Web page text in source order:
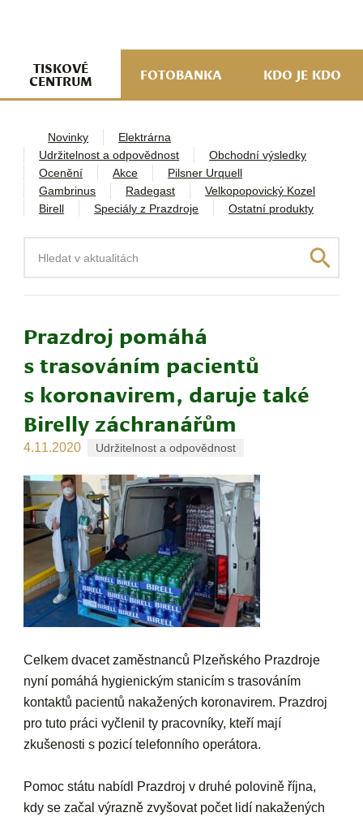
TISKOVÉ
CENTRUM FOTOBANKA KDO JE KDO
Novinky
Elektrárna
Udržitelnost a odpovědnost
Obchodní výsledky
Ocenění
Akce
Pilsner Urquell
Gambrinus
Radegast
Velkopopovický Kozel
Birell
Speciály z Prazdroje Ostatní produkty
Prazdroj pomáhá
s trasováním pacientů
s koronavirem, daruje také
Birelly záchranářům
4.11.2020 Udržitelnost a odpovědnost
Celkem dvacet zaměstnanců Plzeňského Prazdroje
nyní pomáhá hygienickým stanicím s trasováním
kontaktů pacientů nakažených koronavirem. Prazdroj
pro tuto práci vyčlenil ty pracovníky, kteří mají
zkušenosti s pozicí telefonního operátora.
Pomoc státu nabídl Prazdroj v druhé polovině října,
kdy se začal výrazně zvyšovat počet lidí nakažených